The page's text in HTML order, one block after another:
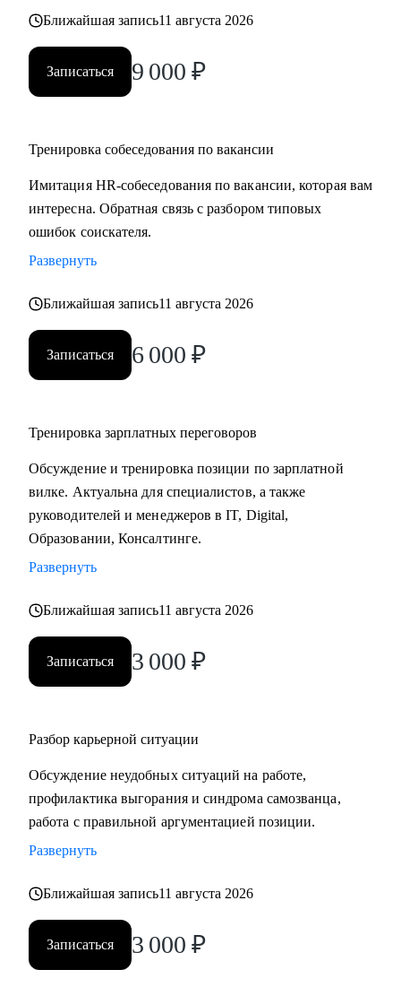
Ближайшая запись11 августа 2026
Записаться 9 000 ₽
Тренировка собеседования по вакансии
Имитация HR-собеседования по вакансии, которая вам
интересна. Обратная связь с разбором типовых
ошибок соискателя.
Развернуть
Ближайшая запись11 августа 2026
Записаться 6 000 ₽
Тренировка зарплатных переговоров
Обсуждение и тренировка позиции по зарплатной
вилке. Актуальна для специалистов, а также
руководителей и менеджеров в IT, Digital,
Образовании, Консалтинге.
Развернуть
Ближайшая запись11 августа 2026
Записаться 3 000 ₽
Разбор карьерной ситуации
Обсуждение неудобных ситуаций на работе,
профилактика выгорания и синдрома самозванца,
работа с правильной аргументацией позиции.
Развернуть
Ближайшая запись11 августа 2026
Записаться 3 000 ₽